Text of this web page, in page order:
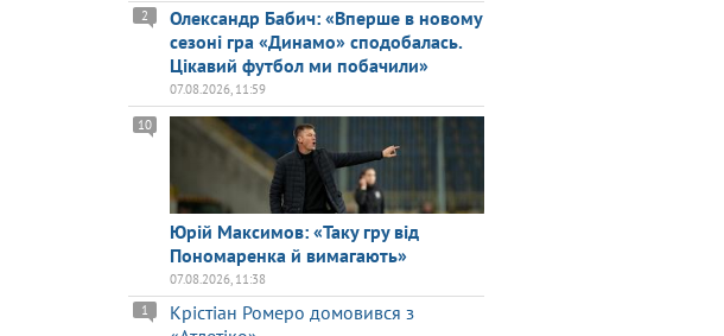
Олександр Бабич: «Вперше в новому
сезоні гра «Динамо» сподобалась.
Цікавий футбол ми побачили»
2
07.08.2026, 11:59
Юрій Максимов: «Таку гру від
Пономаренка й вимагають»
10
07.08.2026, 11:38
Крістіан Ромеро домовився з
1